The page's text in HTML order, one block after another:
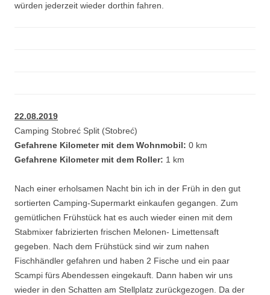
würden jederzeit wieder dorthin fahren.
22.08.2019
Camping Stobreć Split (Stobreć)
Gefahrene Kilometer mit dem Wohnmobil: 0 km
Gefahrene Kilometer mit dem Roller: 1 km
Nach einer erholsamen Nacht bin ich in der Früh in den gut
sortierten Camping-Supermarkt einkaufen gegangen. Zum
gemütlichen Frühstück hat es auch wieder einen mit dem
Stabmixer fabrizierten frischen Melonen- Limettensaft
gegeben. Nach dem Frühstück sind wir zum nahen
Fischhändler gefahren und haben 2 Fische und ein paar
Scampi fürs Abendessen eingekauft. Dann haben wir uns
wieder in den Schatten am Stellplatz zurückgezogen. Da der